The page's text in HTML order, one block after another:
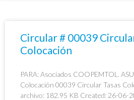
Circular # 00039
Colocación
PARA: Asociados COOPEMTOL.
Colocación 00039 Circular Tasas
archivo: 182.95 KB Created: 26-06-